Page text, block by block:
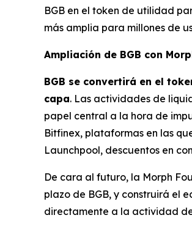
BGB en el token de utilidad
más amplia para millones de
Ampliación de BGB con
BGB se convertirá en el
capa. Las actividades de
papel central a la hora de
Bitfinex, plataformas en las
Launchpool, descuentos en
De cara al futuro, la Morph
plazo de BGB, y construirá el
directamente a la actividad